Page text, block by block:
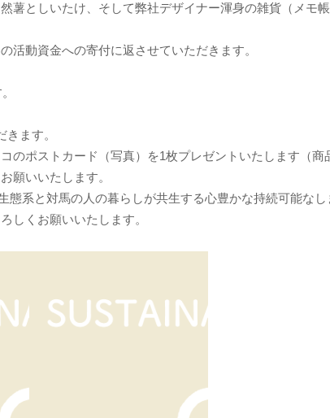
薯としいたけ、そして弊社デザイナー渾身の雑貨（メモ
活動資金への寄付に返させていただきます。
ます。
のポストカード（写真）を1枚プレゼントいたします（商
願いいたします。
系と対馬の人の暮らしが共生する心豊かな持続可能な
しくお願いいたします。